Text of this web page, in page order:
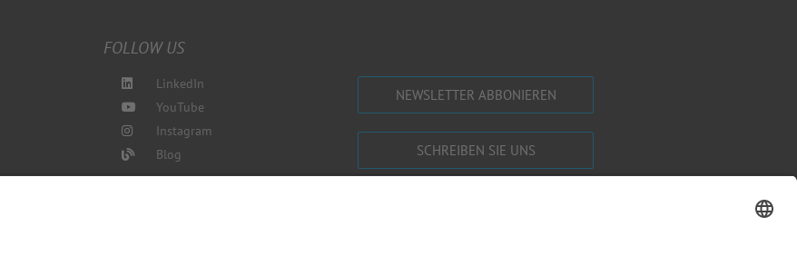
FOLLOW US
LinkedIn
YouTube
Instagram
Blog
NEWSLETTER ABBONIEREN
SCHREIBEN SIE UNS